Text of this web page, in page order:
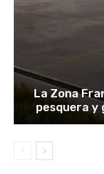
La Zona
pesquera y